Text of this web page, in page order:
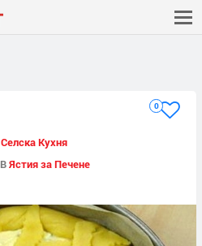
0
Селска Кухня
ВЯстия за Печене